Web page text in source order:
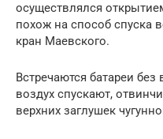
осуществлялся
похож на способ спуска
кран Маевского.
Встречаются батареи
воздух спускают,
верхних заглушек